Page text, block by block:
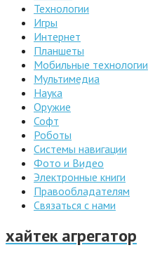
Технологии
Игры
Интернет
Планшеты
Мобильные технологии
Мультимедиа
Наука
Оружие
Софт
Роботы
Системы навигации
Фото и Видео
Электронные книги
Правообладателям
Связаться с нами
хайтек агрегатор